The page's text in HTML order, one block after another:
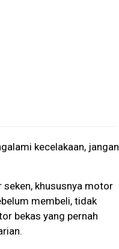
kecelakaan, jangan
khususnya motor
membeli, tidak
bekas yang pernah